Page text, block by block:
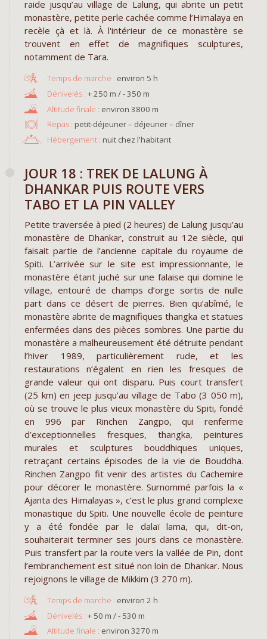
raide jusqu’au village de Lalung, qui abrite un petit
monastère, petite perle cachée comme l’Himalaya en
recèle çà et là. À l'intérieur de ce monastère se
trouvent en effet de magnifiques sculptures,
notamment de Tara.
environ 5 h
+ 250 m / - 350 m
environ 3800 m
Repas : petit-déjeuner – déjeuner – dîner
Hébergement : nuit chez l'habitant
JOUR 18 : TREK DE LALUNG À
DHANKAR PUIS ROUTE VERS
TABO ET LA PIN VALLEY
Petite traversée à pied (2 heures) de Lalung jusqu’au
monastère de Dhankar, construit au 12e siècle, qui
faisait partie de l’ancienne capitale du royaume de
Spiti. L’arrivée sur le site est impressionnante, le
monastère étant juché sur une falaise qui domine le
village, entouré de champs d’orge sortis de nulle
part dans ce désert de pierres. Bien qu’abîmé, le
monastère abrite de magnifiques thangka et statues
enfermées dans des pièces sombres. Une partie du
monastère a malheureusement été détruite pendant
l’hiver 1989, particulièrement rude, et les
restaurations n’égalent en rien les fresques de
grande valeur qui ont disparu. Puis court transfert
(25 km) en jeep jusqu’au village de Tabo (3 050 m),
où se trouve le plus vieux monastère du Spiti, fondé
en 996 par Rinchen Zangpo, qui renferme
d’exceptionnelles fresques, thangka, peintures
murales et sculptures bouddhiques uniques,
retraçant certains épisodes de la vie de Bouddha.
Rinchen Zangpo fit venir des artistes du Cachemire
pour décorer le monastère. Surnommé parfois la «
Ajanta des Himalayas », c’est le plus grand complexe
monastique du Spiti. Une nouvelle école de peinture
y a été fondée par le dalaï lama, qui, dit-on,
souhaiterait terminer ses jours dans ce monastère.
Puis transfert par la route vers la vallée de Pin, dont
l’embranchement est situé non loin de Dhankar. Nous
rejoignons le village de Mikkim (3 270 m).
environ 2 h
+ 50 m / - 530 m
environ 3270 m